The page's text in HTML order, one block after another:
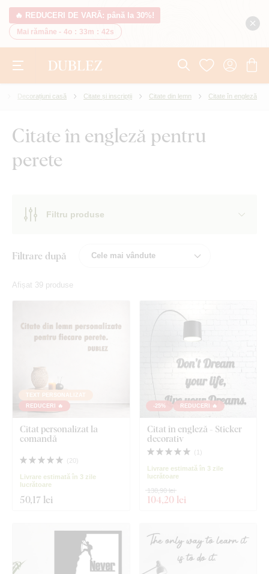
🔥 REDUCERI DE VARĂ: până la 30%!
Mai rămâne - 4o : 33m : 42s
Decorațiuni casă Citate și inscripții Citate din lemn Citate în engleză
Citate în engleză pentru
perete
Filtru produse
Filtrare după
Afișat 39 produse
TEXT PERSONALIZAT
REDUCERI 🔥
Citat personalizat la
comandă
( 20)
Livrare estimată în 3 zile
lucrătoare
50,17 lei
-25% REDUCERI 🔥
Citat în engleză - Sticker
decorativ
( 1 )
Livrare estimată în 3 zile
lucrătoare
104,20 lei
138,90 lei